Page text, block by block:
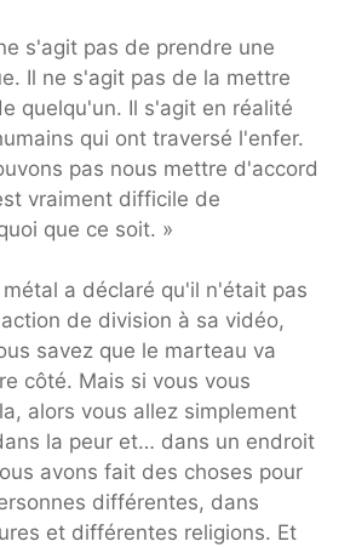
s'agit pas de prendre une
Il ne s'agit pas de la mettre
quelqu'un. Il s'agit en réalité
qui ont traversé l'enfer.
pas nous mettre d'accord
vraiment difficile de
que ce soit. »
a déclaré qu'il n'était pas
de division à sa vidéo,
savez que le marteau va
côté. Mais si vous vous
alors vous allez simplement
la peur et… dans un endroit
avons fait des choses pour
différentes, dans
et différentes religions. Et